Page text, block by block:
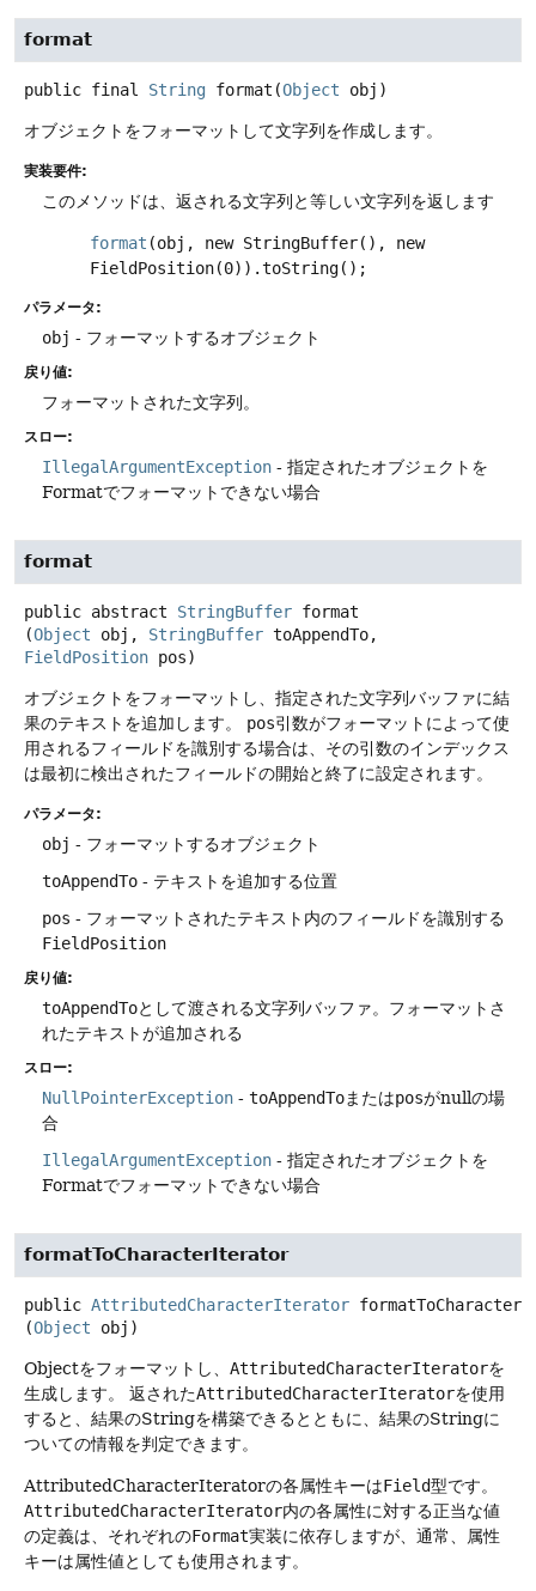
format
public final String format (Object obj)
オブジェクトをフォーマットして文字列を作成します。
実装要件:
このメソッドは、返される文字列と等しい文字列を返します
format (obj, new StringBuffer(), new
FieldPosition(0)).toString();
パラメータ:
obj - フォーマットするオブジェクト
戻り値:
フォーマットされた文字列。
スロー:
IllegalArgumentException - 指定されたオブジェクトを
Formatでフォーマットできない場合
format
public abstract StringBuffer format
(Object obj, StringBuffer
FieldPosition pos)
オブジェクトをフォーマットし、指定された文字列バッファに結
果のテキストを追加します。
pos引数がフォーマットによって使
用されるフィールドを識別する場合は、その引数のインデックス
は最初に検出されたフィールドの開始と終了に設定されます。
パラメータ:
obj - フォーマットするオブジェクト
toAppendTo - テキストを追加する位置
pos - フォーマットされたテキスト内のフィールドを識別する
FieldPosition
戻り値:
toAppendToとして渡される文字列バッファ。フォーマットさ
れたテキストが追加される
スロー:
NullPointerException - toAppendToまたはposがnullの場
合
IllegalArgumentException - 指定されたオブジェクトを
Formatでフォーマットできない場合
formatToCharacterIterator
public AttributedCharacterIterator
(Object obj)
Objectをフォーマットし、 AttributedCharacterIteratorを
生成します。
返されたAttributedCharacterIteratorを使用
すると、結果のStringを構築できるとともに、結果のStringに
ついての情報を判定できます。
AttributedCharacterIteratorの各属性キーはField型です。
AttributedCharacterIterator内の各属性に対する正当な値
の定義は、それぞれのFormat実装に依存しますが、通常、属性
キーは属性値としても使用されます。